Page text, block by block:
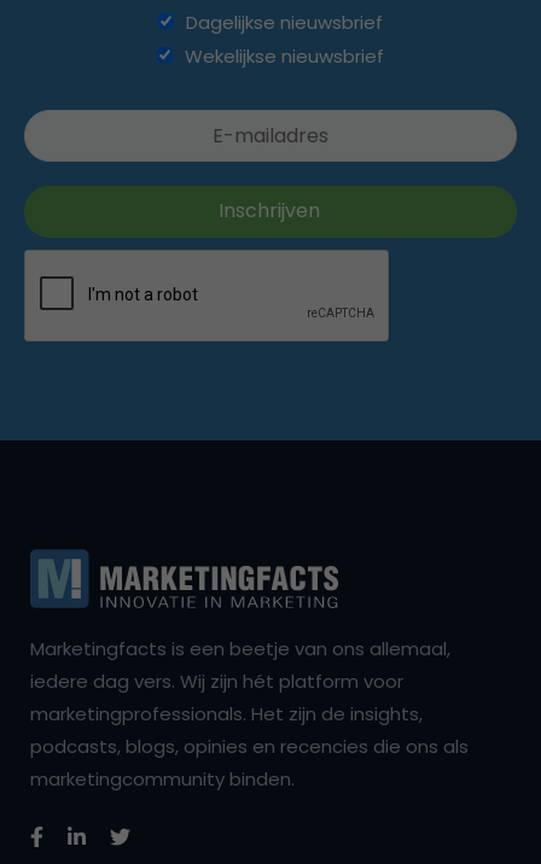
Dagelijkse nieuwsbrief
Wekelijkse nieuwsbrief
Marketingfacts is een beetje van ons allemaal,
iedere dag vers. Wij zijn hét platform voor
marketingprofessionals. Het zijn de insights,
podcasts, blogs, opinies en recencies die ons als
marketingcommunity binden.